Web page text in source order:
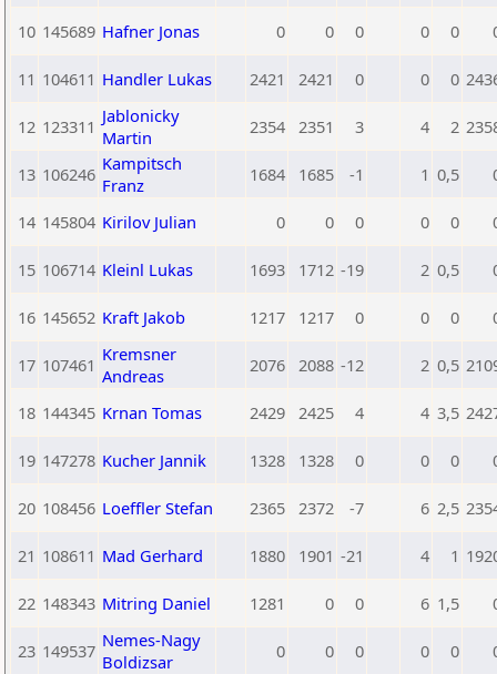
10 145689 Hafner Jonas 0 0 0 0 0
11 104611 Handler Lukas 2421 2421 0 0 0
12 123311 Jablonicky
Martin
2354 2351 3 4 2
13 106246 Kampitsch
Franz
1684 1685 -1 1 0,5
14 145804 Kirilov Julian 0 0 0 0 0
15 106714 Kleinl Lukas 1693 1712 -19 2 0,5
16 145652 Kraft Jakob 1217 1217 0 0 0
17 107461 Kremsner
Andreas
2076 2088 -12 2 0,5
18 144345 Krnan Tomas 2429 2425 4 4 3,5
19 147278 Kucher Jannik 1328 1328 0 0 0
20 108456 Loeffler Stefan 2365 2372 -7 6 2,5
21 108611 Mad Gerhard 1880 1901 -21 4 1
22 148343 Mitring Daniel 1281 0 0 6 1,5
23 149537 Nemes-Nagy
Boldizsar
0 0 0 0 0